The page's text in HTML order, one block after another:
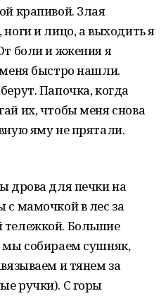
крапивой. Злая
и лицо, а выходить я
боли и жжения я
быстро нашли.
Папочка, когда
их, чтобы меня снова
яму не прятали.
дрова для печки на
с мамочкой в лес за
тележкой. Большие
мы собираем сушняк,
и тянем за
ручки). С горы